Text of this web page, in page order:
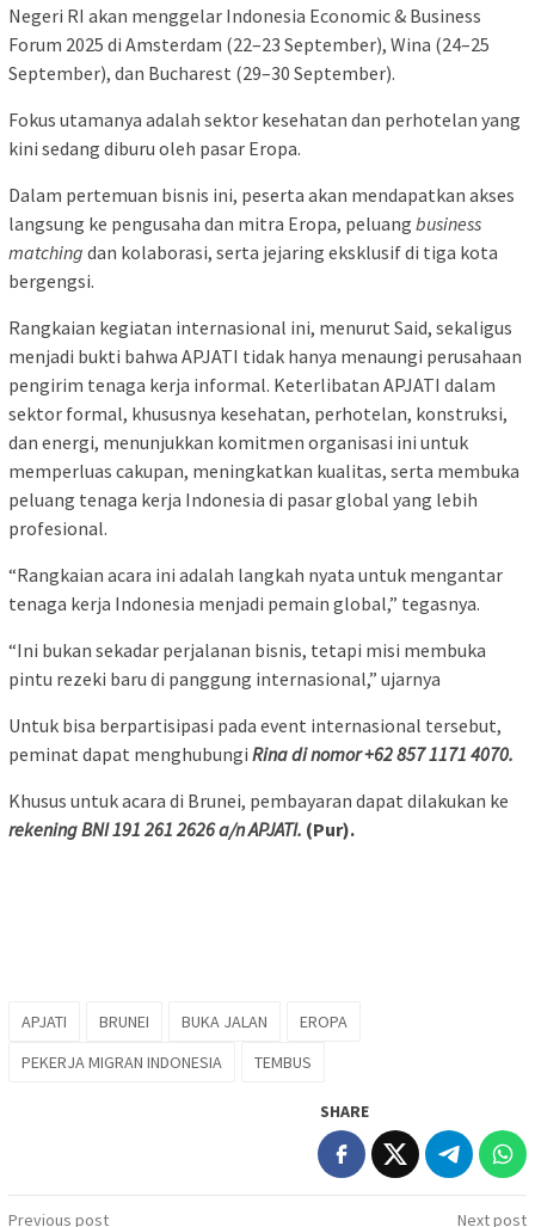
Negeri RI akan menggelar Indonesia Economic & Business
Forum 2025 di Amsterdam (22–23 September), Wina (24–25
September), dan Bucharest (29–30 September).
Fokus utamanya adalah sektor kesehatan dan perhotelan yang
kini sedang diburu oleh pasar Eropa.
Dalam pertemuan bisnis ini, peserta akan mendapatkan akses
langsung ke pengusaha dan mitra Eropa, peluang business
matching dan kolaborasi, serta jejaring eksklusif di tiga kota
bergengsi.
Rangkaian kegiatan internasional ini, menurut Said, sekaligus
menjadi bukti bahwa APJATI tidak hanya menaungi perusahaan
pengirim tenaga kerja informal. Keterlibatan APJATI dalam
sektor formal, khususnya kesehatan, perhotelan, konstruksi,
dan energi, menunjukkan komitmen organisasi ini untuk
memperluas cakupan, meningkatkan kualitas, serta membuka
peluang tenaga kerja Indonesia di pasar global yang lebih
profesional.
“Rangkaian acara ini adalah langkah nyata untuk mengantar
tenaga kerja Indonesia menjadi pemain global,” tegasnya.
“Ini bukan sekadar perjalanan bisnis, tetapi misi membuka
pintu rezeki baru di panggung internasional,” ujarnya
Untuk bisa berpartisipasi pada event internasional tersebut,
peminat dapat menghubungi Rina di nomor +62 857 1171 4070.
Khusus untuk acara di Brunei, pembayaran dapat dilakukan ke
rekening BNI 191 261 2626 a/n APJATI. (Pur).
APJATI BRUNEI BUKA JALAN
EROPA
PEKERJA MIGRAN INDONESIA
TEMBUS
SHARE
Previous post Next post